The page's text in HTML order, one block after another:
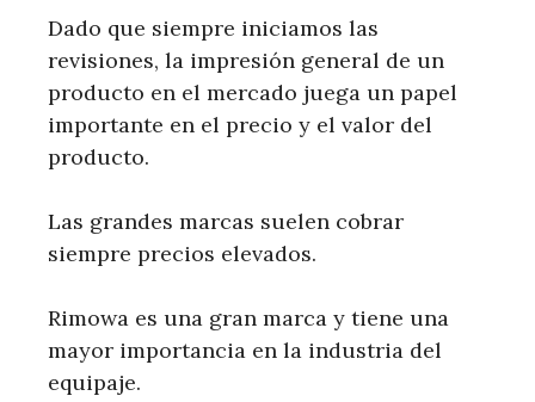
Dado que siempre iniciamos las
revisiones, la impresión general de un
producto en el mercado juega un papel
importante en el precio y el valor del
producto.
Las grandes marcas suelen cobrar
siempre precios elevados.
Rimowa es una gran marca y tiene una
mayor importancia en la industria del
equipaje.